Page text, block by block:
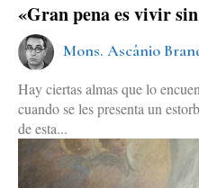
«Gran pena es vivir
Mons. Ascânio
Hay ciertas almas que lo
cuando se les presenta un
de esta...